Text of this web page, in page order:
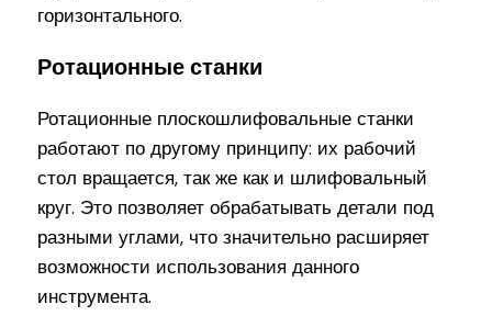
горизонтального.
Ротационные станки
Ротационные плоскошлифовальные станки
работают по другому принципу: их рабочий
стол вращается, так же как и шлифовальный
круг. Это позволяет обрабатывать детали под
разными углами, что значительно расширяет
возможности использования данного
инструмента.